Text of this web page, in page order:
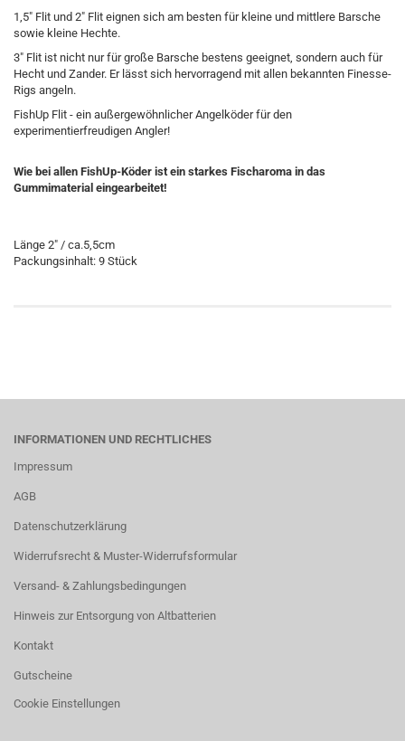
1,5" Flit und 2" Flit eignen sich am besten für kleine und mittlere Barsche
sowie kleine Hechte.
3" Flit ist nicht nur für große Barsche bestens geeignet, sondern auch für
Hecht und Zander. Er lässt sich hervorragend mit allen bekannten Finesse-
Rigs angeln.
FishUp Flit - ein außergewöhnlicher Angelköder für den
experimentierfreudigen Angler!
Wie bei allen FishUp-Köder ist ein starkes Fischaroma in das
Gummimaterial eingearbeitet!
Länge 2" / ca.5,5cm
Packungsinhalt: 9 Stück
INFORMATIONEN UND RECHTLICHES
Impressum
AGB
Datenschutzerklärung
Widerrufsrecht & Muster-Widerrufsformular
Versand- & Zahlungsbedingungen
Hinweis zur Entsorgung von Altbatterien
Kontakt
Gutscheine
Cookie Einstellungen